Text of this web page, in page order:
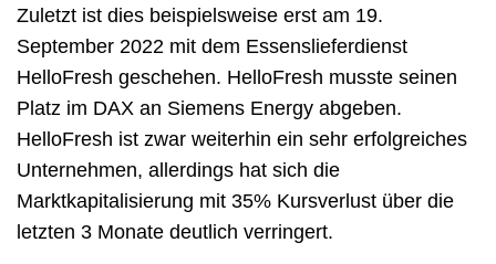
Zuletzt ist dies beispielsweise erst am 19.
September 2022 mit dem Essenslieferdienst
HelloFresh geschehen. HelloFresh musste seinen
Platz im DAX an Siemens Energy abgeben.
HelloFresh ist zwar weiterhin ein sehr erfolgreiches
Unternehmen, allerdings hat sich die
Marktkapitalisierung mit 35% Kursverlust über die
letzten 3 Monate deutlich verringert.